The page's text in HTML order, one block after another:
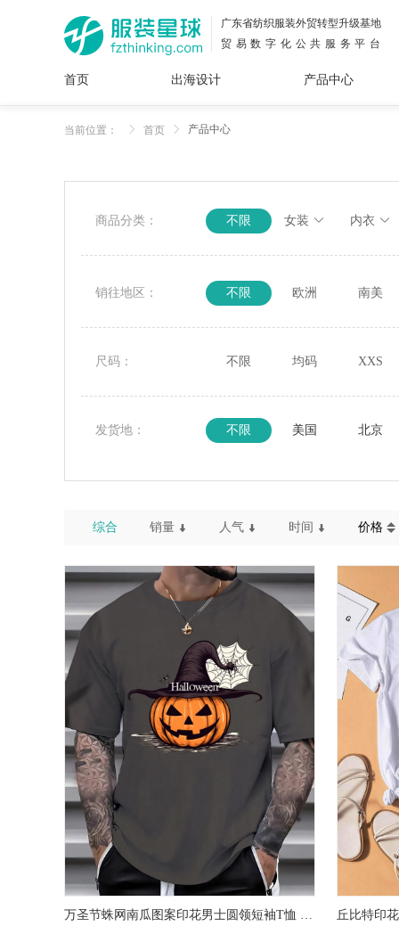
广东省纺织服装外贸转型升级基地
贸易数字化公共服务平台
首页 出海设计
面料
插画
服装
产品中心
当前位置： 首页 产品中心
商品分类： 不限 女装 内衣
销往地区： 不限 欧洲 南美
尺码： 不限 均码 XXS
发货地： 不限 美国 北京
综合 销量 人气 时间 价格
万圣节蛛网南瓜图案印花男士圆领短袖T恤 夏季时尚休闲短袖上衣 丘比特印